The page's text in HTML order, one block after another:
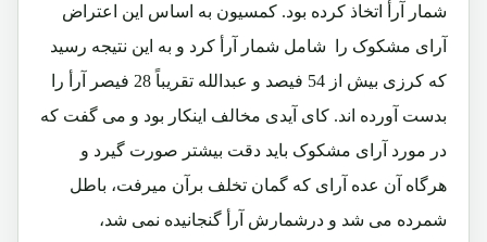
شمار آرأ اتخاذ کرده بود. کمسیون به اساس این اعتراض
آرای مشکوک را شامل شمار آرأ کرد و به این نتیجه رسید
که کرزی بیش از 54 فیصد و عبدالله تقریباً 28 فیصر آرأ را
بدست آورده اند. کای آیدی مخالف اینکار بود و می گفت که
در مورد آرای مشکوک باید دقت بیشتر صورت گیرد و
هرگاه آن عده آرای که گمان تخلف برآن میرفت، باطل
شمرده می شد و درشمارش آرأ گنجانیده نمی شد،